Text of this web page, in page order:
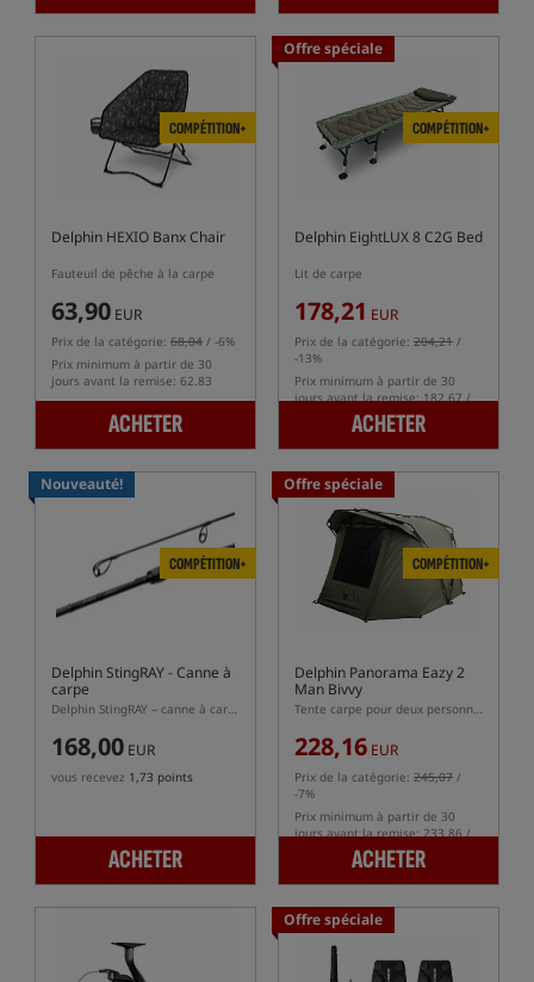
COMPÉTITION+
Delphin HEXIO Banx Chair
Fauteuil de pêche à la carpe
63,90 EUR
Prix de la catégorie: 68,04 / -6%
Prix minimum à partir de 30
jours avant la remise: 62.83
ACHETER
Offre spéciale
COMPÉTITION+
Delphin EightLUX 8 C2G Bed
Lit de carpe
178,21 EUR
Prix de la catégorie: 204,21 /
-13%
Prix minimum à partir de 30
jours avant la remise: 182.67 /
ACHETER
Nouveauté!
COMPÉTITION+
Delphin StingRAY- Canne à
carpe
Delphin StingRAY – canne à carpe avec blank 30T et poignée XEAT
168,00 EUR
vous recevez 1,73 points
ACHETER
Offre spéciale
COMPÉTITION+
Delphin Panorama Eazy 2
Man Bivvy
Tente carpe pour deux personnes
228,16 EUR
Prix de la catégorie: 245,07 /
-7%
Prix minimum à partir de 30
jours avant la remise: 233.86 /
ACHETER
Offre spéciale